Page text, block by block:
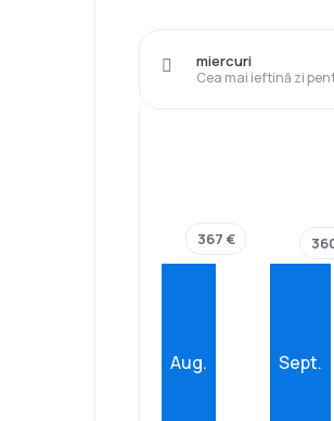
Cea mai ieftină zi
miercuri
Aug.
367 €
Sept.